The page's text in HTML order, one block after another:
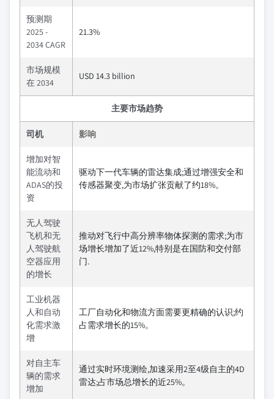
预测期
2025 -
2034 CAGR
21.3%
市场规模
在 2034
USD 14.3 billion
主要市场趋势
司机 影响
增加对智
能流动和
ADAS的投
资
驱动下一代车辆的雷达集成;通过增强安全和
传感器聚变,为市场扩张贡献了约18%。
无人驾驶
飞机和无
人驾驶航
空器应用
的增长
推动对飞行中高分辨率物体探测的需求;为市
场增长增加了近12%,特别是在国防和交付部
门.
工业机器
人和自动
化需求激
增
工厂自动化和物流方面需要更精确的认识;约
占需求增长的15%。
对自主车
辆的需求
增加
通过实时环境测绘,加速采用2至4级自主的4D
雷达;占市场总增长的近25%。